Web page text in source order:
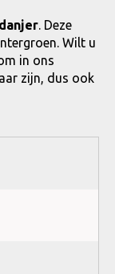
. Deze
Wilt u
in ons
zijn, dus ook